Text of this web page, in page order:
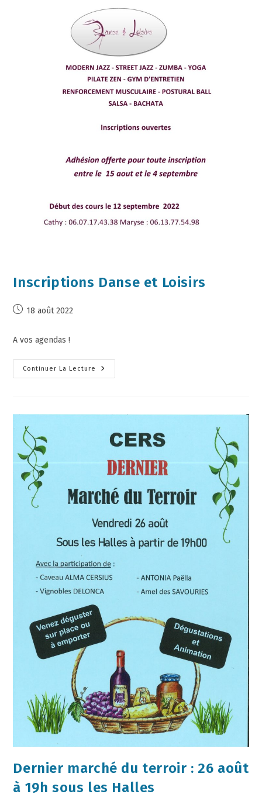
Inscriptions Danse et Loisirs
18 août 2022
A vos agendas !
Continuer La Lecture
Dernier marché du terroir : 26 août
à 19h sous les Halles